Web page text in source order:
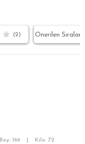
(2)
Boy: 169 Kilo: 72